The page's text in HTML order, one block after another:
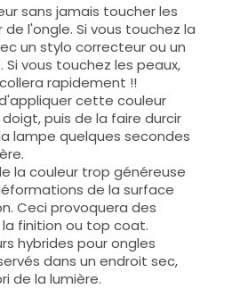
sans jamais toucher les
l'ongle. Si vous touchez la
un stylo correcteur ou un
vous touchez les peaux,
rapidement !!
cette couleur
puis de la faire durcir
lampe quelques secondes
la couleur trop généreuse
de la surface
Ceci provoquera des
finition ou top coat.
hybrides pour ongles
dans un endroit sec,
de la lumière.